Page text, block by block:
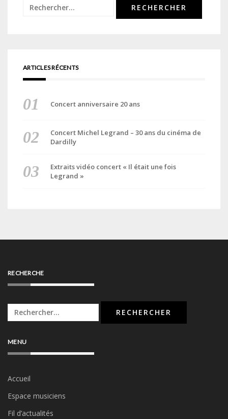
Rechercher :
ARTICLES RÉCENTS
Concert anniversaire 20 ans
Concert Michel Legrand – 30 ans du cinéma de
Dardilly
Extraits vidéo concert « Il était une fois
Legrand »
RECHERCHE
Rechercher :
MENU
Accueil
Espace musiciens
Fil d’actualités